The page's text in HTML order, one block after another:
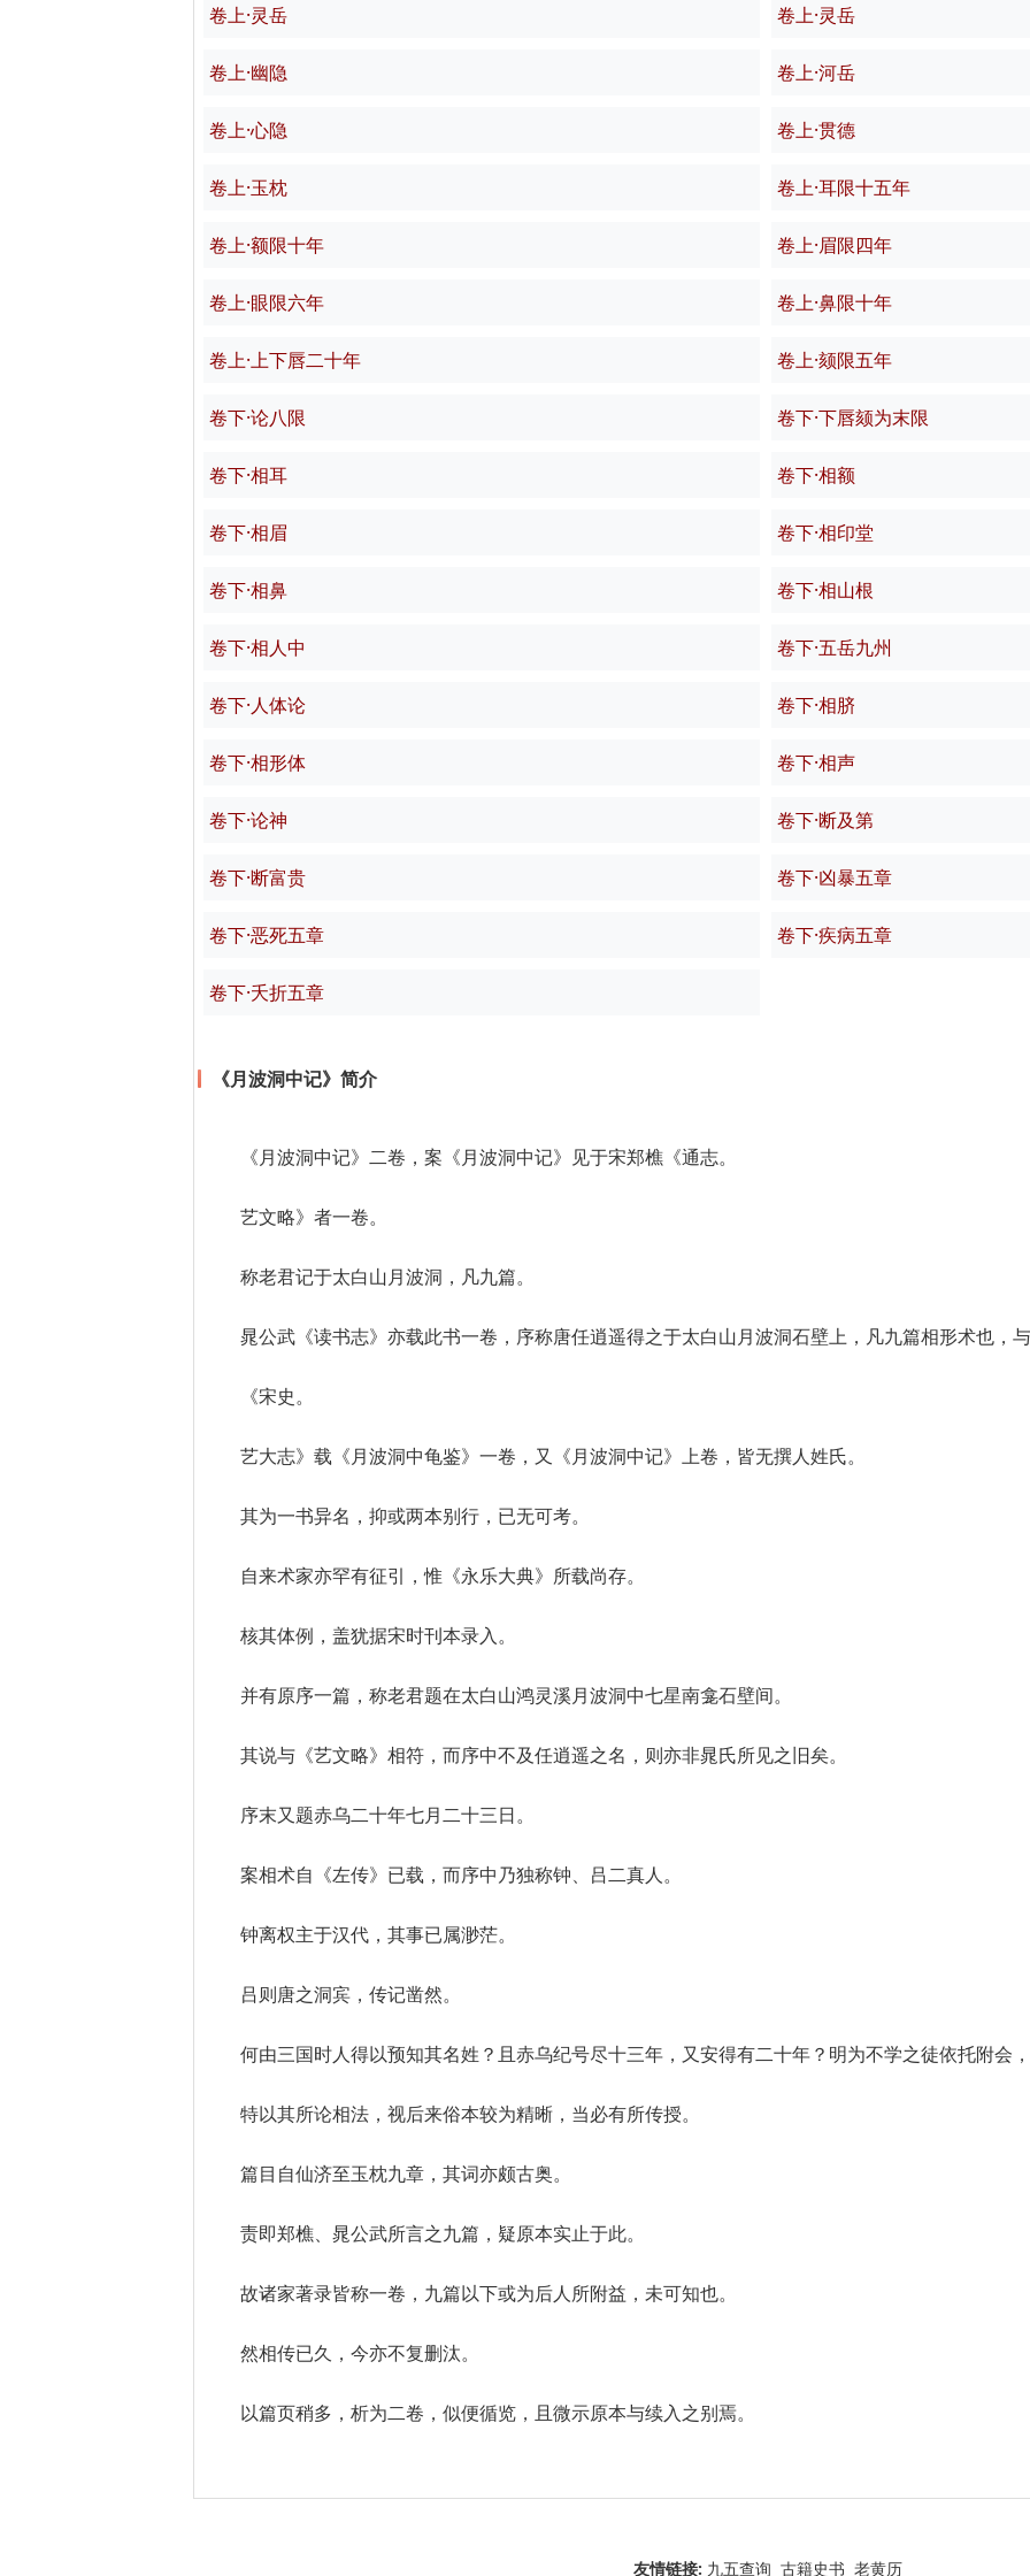
卷上·灵岳 卷上·灵岳
卷上·幽隐 卷上·河岳
卷上·心隐 卷上·贯德
卷上·玉枕 卷上·耳限十五年
卷上·额限十年 卷上·眉限四年
卷上·眼限六年 卷上·鼻限十年
卷上·上下唇二十年 卷上·颏限五年
卷下·论八限 卷下·下唇颏为末限
卷下·相耳 卷下·相额
卷下·相眉 卷下·相印堂
卷下·相鼻 卷下·相山根
卷下·相人中 卷下·五岳九州
卷下·人体论 卷下·相脐
卷下·相形体 卷下·相声
卷下·论神 卷下·断及第
卷下·断富贵 卷下·凶暴五章
卷下·恶死五章 卷下·疾病五章
卷下·夭折五章
《月波洞中记》简介
《月波洞中记》二卷，案《月波洞中记》见于宋郑樵《通志。
艺文略》者一卷。
称老君记于太白山月波洞，凡九篇。
晁公武《读书志》亦载此书一卷，序称唐任逍遥得之于太白山月波洞石壁上，凡九篇相形术也，与
《宋史。
艺大志》载《月波洞中龟鉴》一卷，又《月波洞中记》上卷，皆无撰人姓氏。
其为一书异名，抑或两本别行，已无可考。
自来术家亦罕有征引，惟《永乐大典》所载尚存。
核其体例，盖犹据宋时刊本录入。
并有原序一篇，称老君题在太白山鸿灵溪月波洞中七星南龛石壁间。
其说与《艺文略》相符，而序中不及任逍遥之名，则亦非晁氏所见之旧矣。
序末又题赤乌二十年七月二十三日。
案相术自《左传》已载，而序中乃独称钟、吕二真人。
钟离权主于汉代，其事已属渺茫。
吕则唐之洞宾，传记凿然。
何由三国时人得以预知其名姓？且赤乌纪号尽十三年，又安得有二十年？明为不学之徒依托附会，
特以其所论相法，视后来俗本较为精晰，当必有所传授。
篇目自仙济至玉枕九章，其词亦颇古奥。
责即郑樵、晁公武所言之九篇，疑原本实止于此。
故诸家著录皆称一卷，九篇以下或为后人所附益，未可知也。
然相传已久，今亦不复删汰。
以篇页稍多，析为二卷，似便循览，且微示原本与续入之别焉。
友情链接: 九五查询 古籍史书 老黄历